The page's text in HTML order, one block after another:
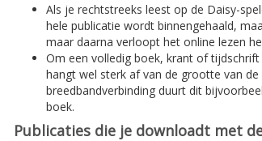
Als je rechtstreeks leest op de Daisy-
hele publicatie wordt binnengehaald,
maar daarna verloopt het online lezen
Om een volledig boek, krant of
hangt wel sterk af van de grootte van
breedbandverbinding duurt dit
boek.
Publicaties die je downloadt met